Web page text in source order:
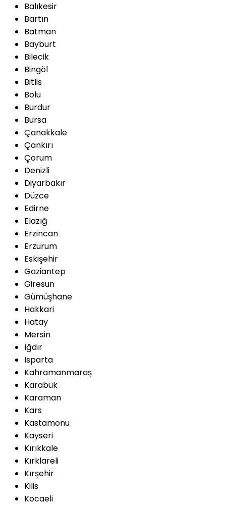
Balıkesir
Bartın
Batman
Bayburt
Bilecik
Bingöl
Bitlis
Bolu
Burdur
Bursa
Çanakkale
Çankırı
Çorum
Denizli
Diyarbakır
Düzce
Edirne
Elazığ
Erzincan
Erzurum
Eskişehir
Gaziantep
Giresun
Gümüşhane
Hakkari
Hatay
Mersin
Iğdır
Isparta
Kahramanmaraş
Karabük
Karaman
Kars
Kastamonu
Kayseri
Kırıkkale
Kırklareli
Kırşehir
Kilis
Kocaeli